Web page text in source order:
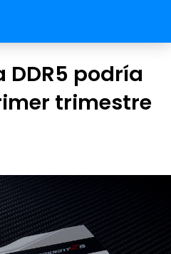
DDR5 podría
trimestre